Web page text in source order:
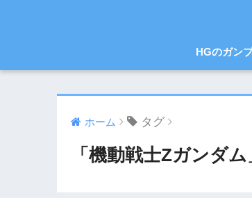
HGのガン
ホーム タグ
「機動戦士Zガンダ